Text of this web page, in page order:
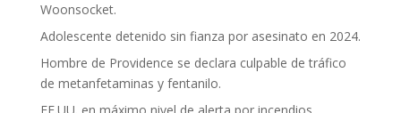
Woonsocket.
Adolescente detenido sin fianza por asesinato en 2024.
Hombre de Providence se declara culpable de tráfico
de metanfetaminas y fentanilo.